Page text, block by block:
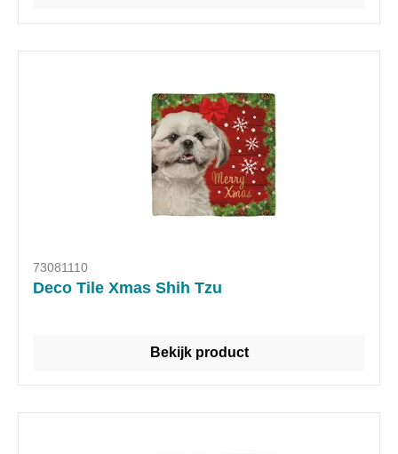
73081110
Deco Tile Xmas Shih Tzu
Bekijk product